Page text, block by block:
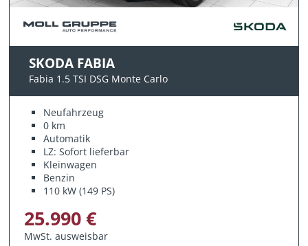
SKODA FABIA
Fabia 1.5 TSI DSG Monte Carlo
Neufahrzeug
0 km
Automatik
LZ: Sofort lieferbar
Kleinwagen
Benzin
110 kW (149 PS)
25.990 €
MwSt. ausweisbar